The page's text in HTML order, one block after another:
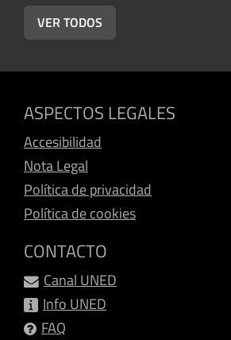
VER TODOS
ASPECTOS LEGALES
Accesibilidad
Nota Legal
Política de privacidad
Política de cookies
CONTACTO
Canal UNED
Info UNED
FAQ